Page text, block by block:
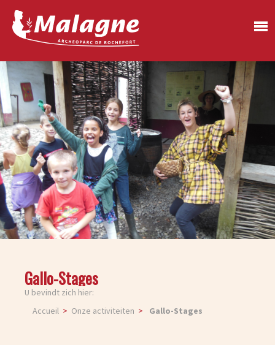
Gallo-Stages
U bevindt zich hier:
Accueil
Onze activiteiten Gallo-Stages